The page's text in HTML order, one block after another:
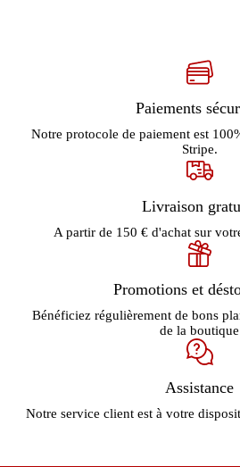
Paiements
Notre protocole de paiement est
Stripe.
Livraison
A partir de 150 € d'achat sur
Promotions et
Bénéficiez régulièrement de bons
de la boutique
Assistance
Notre service client est à votre